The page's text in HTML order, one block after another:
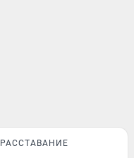
РАССТАВАНИЕ